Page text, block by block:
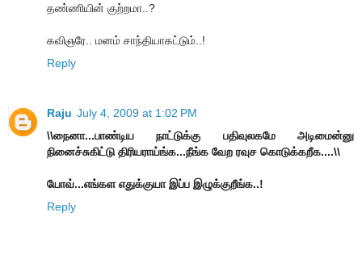
தண்ணியின் குற்றமா..?
கவிஞரே.. மனம் சாந்தியாகட்டும்..!
Reply
Raju July 4, 2009 at 1:02 PM
\\நைனா...பாண்டிய நாட்டுக்கு பதிவுலகமே அடிமைன்னு
நினைச்சுகிட்டு திரியராய்ங்க...நீங்க வேற ரவுச கொடுக்கறீக....\\
யோவ்...எங்கள எதுக்குயா இப்ப இழுக்குறீங்க..!
Reply